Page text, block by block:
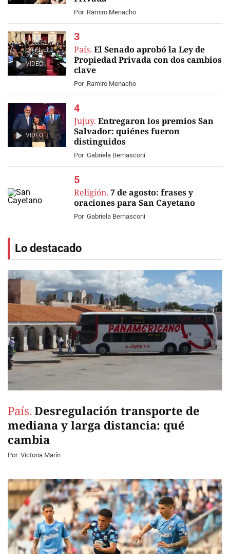
Por Ramiro Menacho
VIDEO
País. El Senado aprobó la Ley de
Propiedad Privada con dos cambios
clave
Por Ramiro Menacho
VIDEO
Jujuy. Entregaron los premios San
Salvador: quiénes fueron
distinguidos
Por Gabriela Bernasconi
Religión. 7 de agosto: frases y
oraciones para San Cayetano
Por Gabriela Bernasconi
Lo destacado
País. Desregulación transporte de
mediana y larga distancia: qué
cambia
Por Victoria Marín